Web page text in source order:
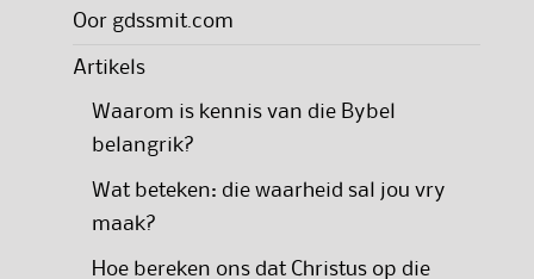
Oor gdssmit.com
Artikels
Waarom is kennis van die Bybel
belangrik?
Wat beteken: die waarheid sal jou vry
maak?
Hoe bereken ons dat Christus op die